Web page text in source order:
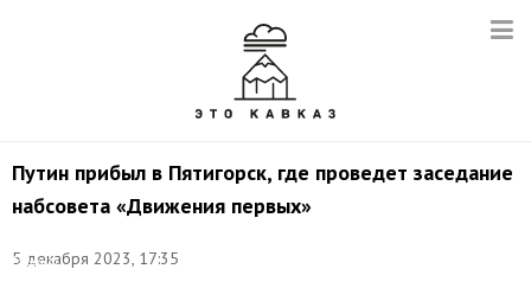
Путин прибыл в Пятигорск, где проведет заседание
набсовета «Движения первых»
5 декабря 2023, 17:35
Михаил